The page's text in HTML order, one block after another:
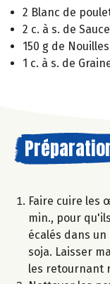
2 Blanc de
2 c. à s. de
150 g de Nouilles
1 c. à s. de
Faire cuire les
min., pour
écalés dans
soja. Laisser
les retournant